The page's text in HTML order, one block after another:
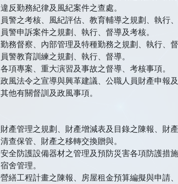
違反勤務紀律及風紀案件之查處。
員警之考核、風紀評估、教育輔導之規劃、執行、
員警申訴案件之規劃、執行、督導及考核。
勤務督察、內部管理及特種勤務之規劃、執行、督
員警教育訓練之規劃、執行、督導。
各項專案、重大演習及事故之督導、考核事項。
政風法令之宣導與興革建議、公職人員財產申報
其他有關督訓及政風事項。
財產管理之規劃、財產增減表及目錄之陳報、財
清查保管、財產之移轉交換贈與。
安全防護設備器材之管理及預防災害各項防護措施
宿舍管理。
營繕工程計畫之陳報、房屋租金預算編擬與申請